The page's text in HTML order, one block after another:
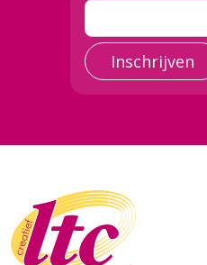
Inschrijven